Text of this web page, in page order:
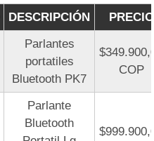
DESCRIPCIÓN
PRECIO
Parlantes
portatiles
Bluetooth PK7
COP
Parlante
Bluetooth